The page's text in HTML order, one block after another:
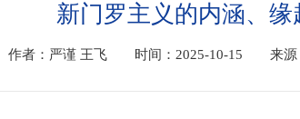
新门罗主义的内涵、
作者：严谨 王飞 时间：2025-10-15 来源：